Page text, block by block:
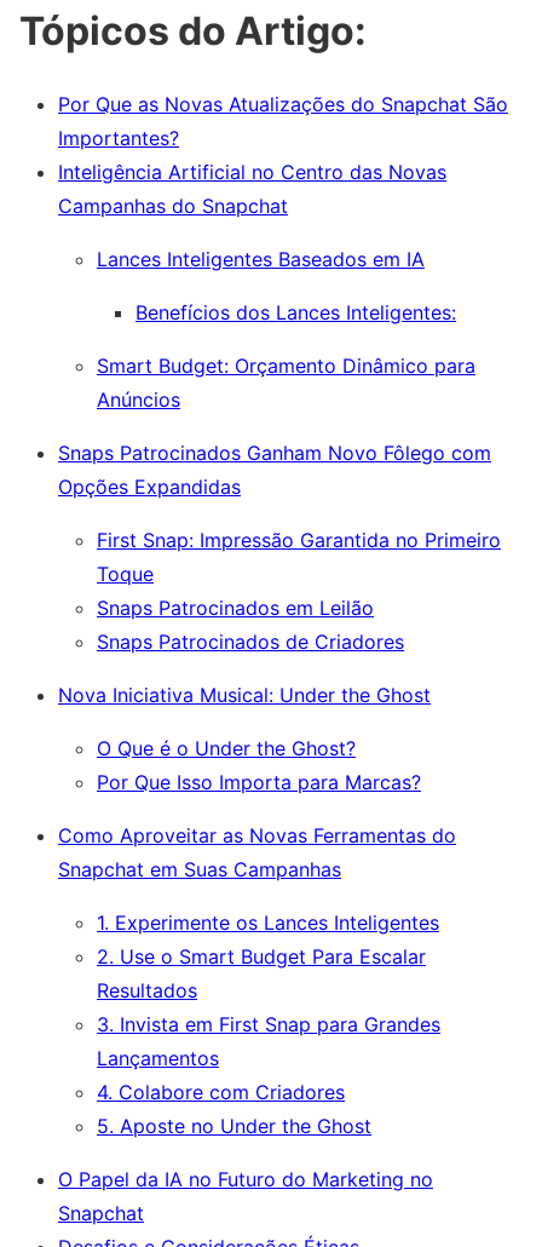
Tópicos do Artigo:
Por Que as Novas Atualizações do Snapchat São
Importantes?
Inteligência Artificial no Centro das Novas
Campanhas do Snapchat
Lances Inteligentes Baseados em IA
Benefícios dos Lances Inteligentes:
Smart Budget: Orçamento Dinâmico para
Anúncios
Snaps Patrocinados Ganham Novo Fôlego com
Opções Expandidas
First Snap: Impressão Garantida no Primeiro
Toque
Snaps Patrocinados em Leilão
Snaps Patrocinados de Criadores
Nova Iniciativa Musical: Under the Ghost
O Que é o Under the Ghost?
Por Que Isso Importa para Marcas?
Como Aproveitar as Novas Ferramentas do
Snapchat em Suas Campanhas
1. Experimente os Lances Inteligentes
2. Use o Smart Budget Para Escalar
Resultados
3. Invista em First Snap para Grandes
Lançamentos
4. Colabore com Criadores
5. Aposte no Under the Ghost
O Papel da IA no Futuro do Marketing no
Snapchat